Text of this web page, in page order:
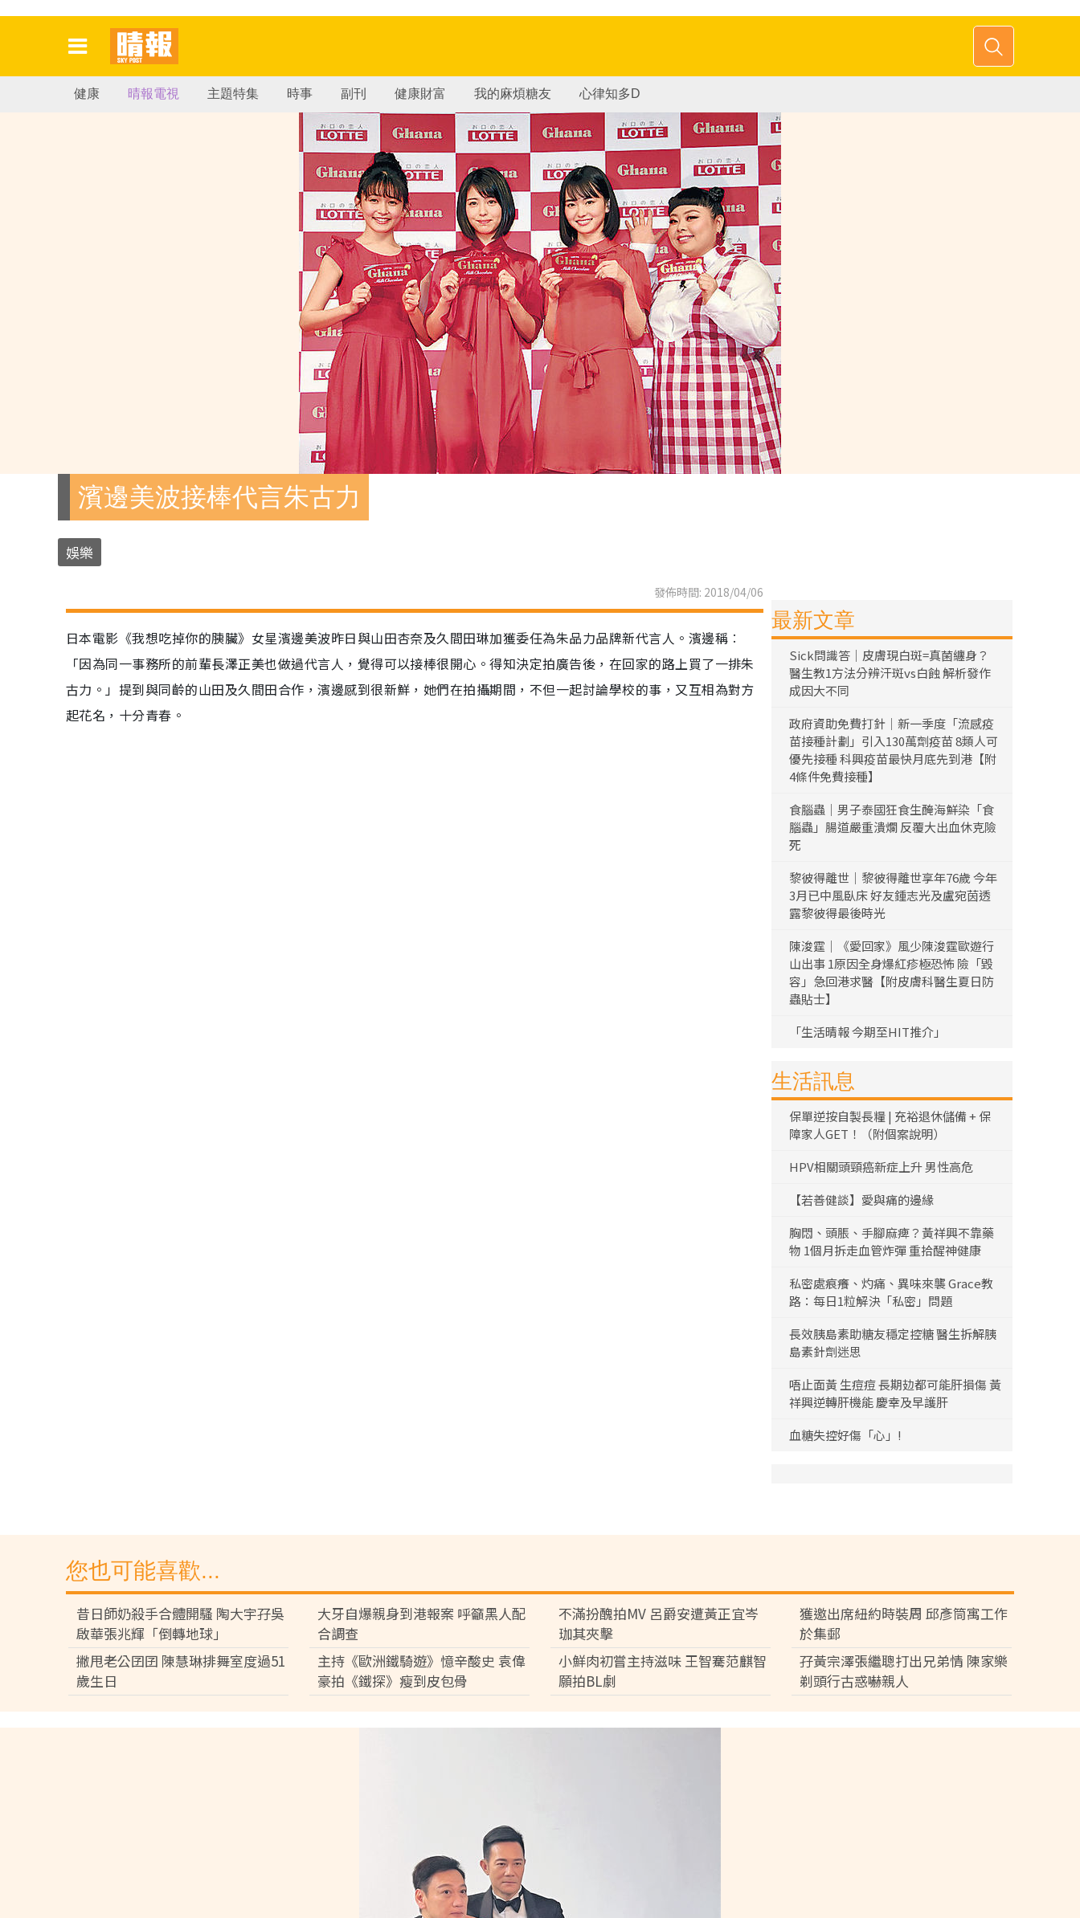
健康 晴報電視 主題特集 時事 副刊 健康財富 我的麻煩糖友 心律知多D
濱邊美波接棒代言朱古力
娛樂
發佈時間: 2018/04/06
日本電影《我想吃掉你的胰臟》女星濱邊美波昨日與山田杏奈及久間田琳加獲委任為朱品力品牌新代言人。濱邊稱︰
「因為同一事務所的前輩長澤正美也做過代言人，覺得可以接棒很開心。得知決定拍廣告後，在回家的路上買了一排朱
古力。」提到與同齡的山田及久間田合作，濱邊感到很新鮮，她們在拍攝期間，不但一起討論學校的事，又互相為對方
起花名，十分青春。
最新文章
Sick問識答｜皮膚現白斑=真菌纏身？
醫生教1方法分辨汗斑vs白蝕 解析發作
成因大不同
政府資助免費打針｜新一季度「流感疫
苗接種計劃」引入130萬劑疫苗 8類人可
優先接種 科興疫苗最快月底先到港【附
4條件免費接種】
食腦蟲｜男子泰國狂食生醃海鮮染「食
腦蟲」腸道嚴重潰爛 反覆大出血休克險
死
黎彼得離世｜黎彼得離世享年76歲 今年
3月已中風臥床 好友鍾志光及盧宛茵透
露黎彼得最後時光
陳浚霆｜《愛回家》風少陳浚霆歐遊行
山出事 1原因全身爆紅疹極恐怖 險「毀
容」急回港求醫【附皮膚科醫生夏日防
蟲貼士】
「生活晴報 今期至HIT推介」
生活訊息
保單逆按自製長糧 | 充裕退休儲備 + 保
障家人GET！（附個案說明）
HPV相關頭頸癌新症上升 男性高危
【若善健談】愛與痛的邊緣
胸悶、頭脹、手腳麻痺？黃祥興不靠藥
物 1個月拆走血管炸彈 重拾醒神健康
私密處痕癢、灼痛、異味來襲 Grace教
路：每日1粒解決「私密」問題
長效胰島素助糖友穩定控糖 醫生拆解胰
島素針劑迷思
唔止面黃 生痘痘 長期攰都可能肝損傷 黃
祥興逆轉肝機能 慶幸及早護肝
血糖失控好傷「心」!
您也可能喜歡...
昔日師奶殺手合體開騷 陶大宇孖吳
啟華張兆輝「倒轉地球」
大牙自爆親身到港報案 呼籲黑人配
合調查
不滿扮醜拍MV 呂爵安遭黃正宜岑
珈其夾擊
獲邀出席紐約時裝周 邱彥筒寓工作
於集郵
撇甩老公囝囝 陳慧琳排舞室度過51
歲生日
主持《歐洲鐵騎遊》憶辛酸史 袁偉
豪拍《鐵探》瘦到皮包骨
小鮮肉初嘗主持滋味 王智騫范麒智
願拍BL劇
孖黃宗澤張繼聰打出兄弟情 陳家樂
剃頭行古惑嚇親人